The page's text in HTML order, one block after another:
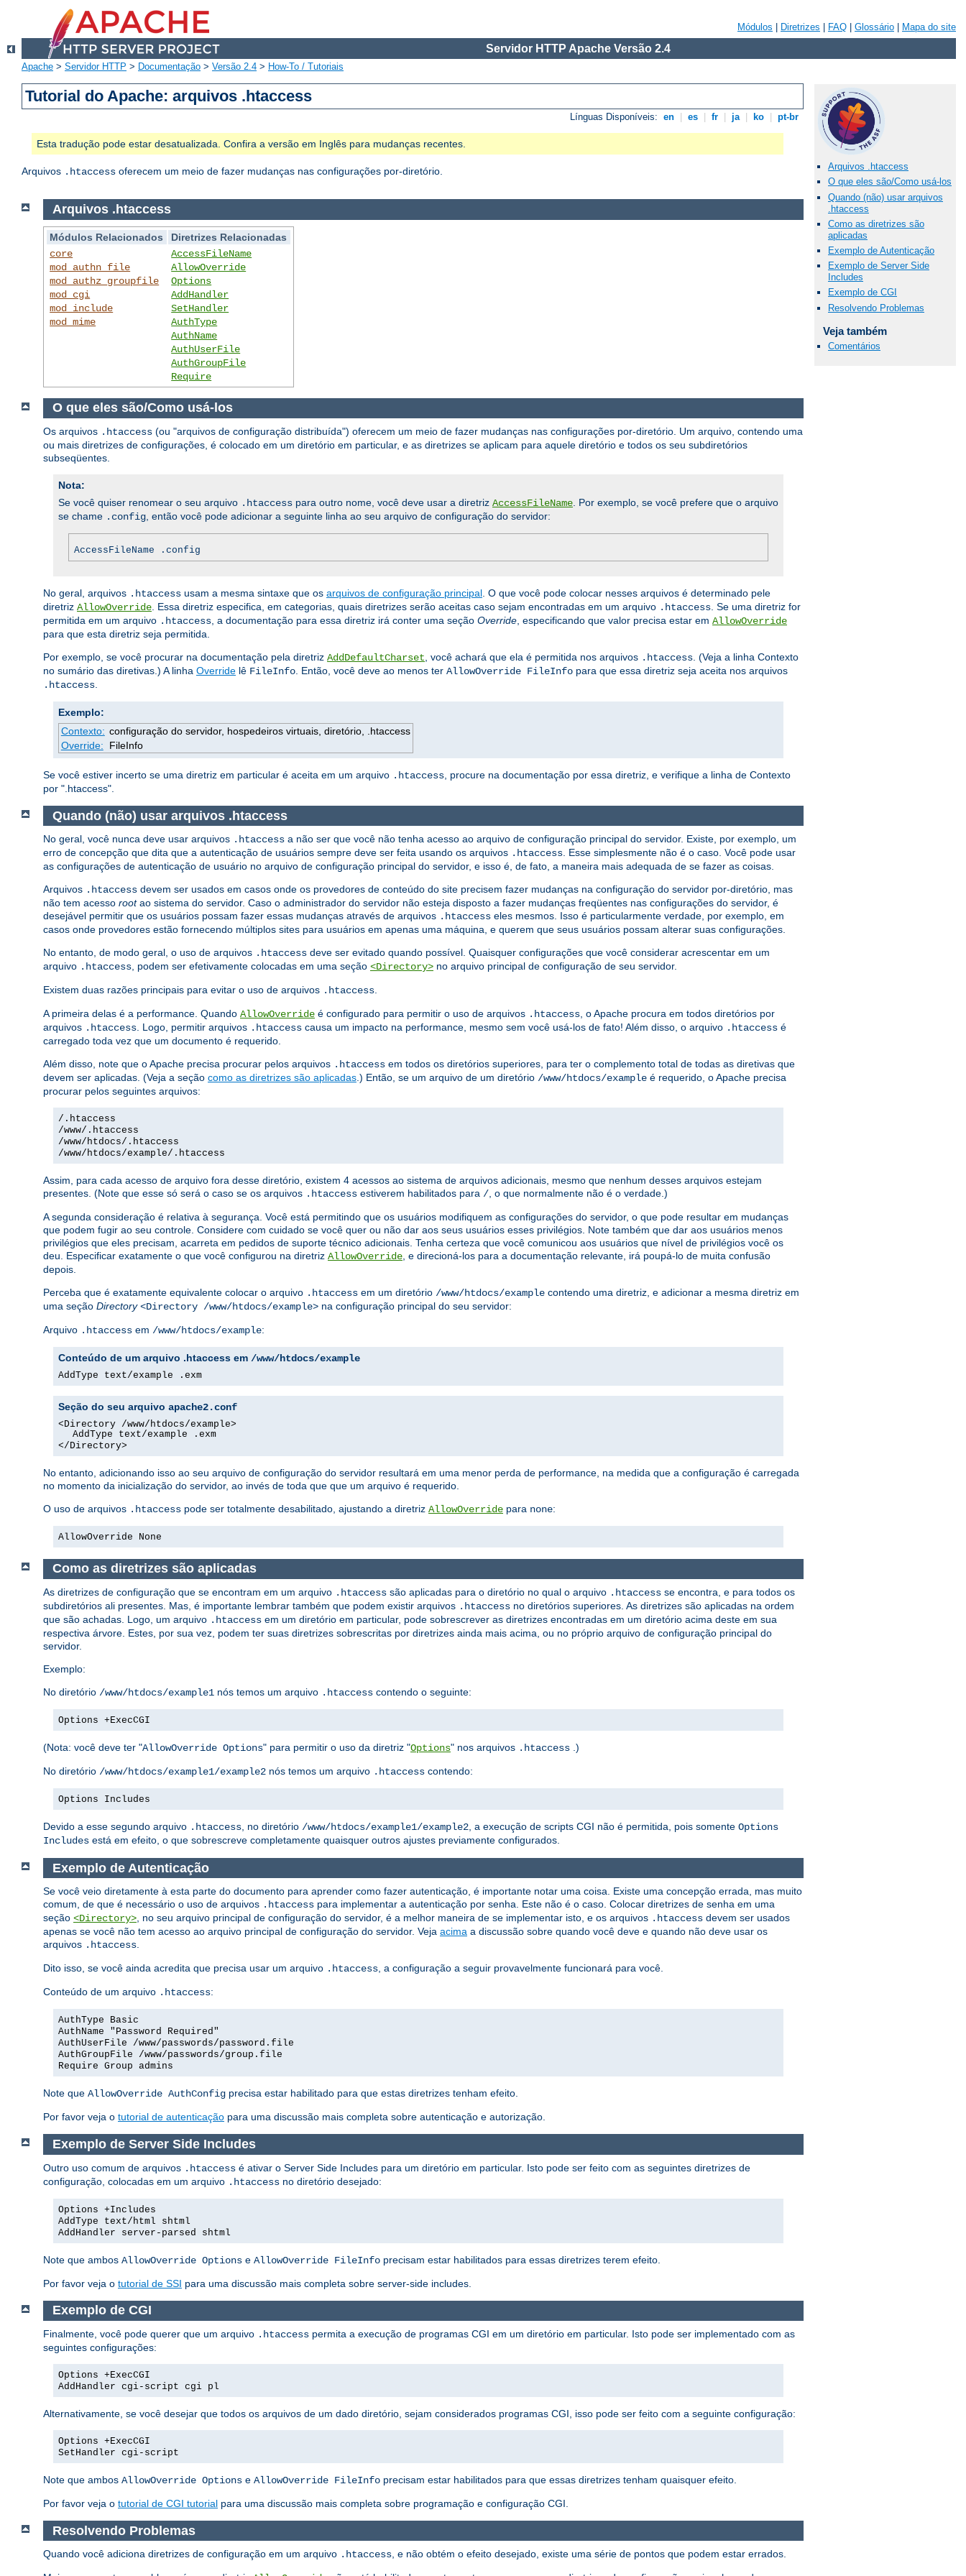
Módulos Diretrizes FAQ Glossário Mapa do site
Servidor HTTP Apache Versão 2.4
Apache > Servidor HTTP > Documentação > Versão 2.4 > How-To / Tutoriais
Tutorial do Apache: arquivos .htaccess
Línguas Disponíveis: en es fr ja ko pt-br
Esta tradução pode estar desatualizada. Confira a versão em Inglês para mudanças recentes.
Arquivos .htaccess oferecem um meio de fazer mudanças nas configurações por-diretório.
Arquivos .htaccess
O que eles são/Como usá-los
Quando (não) usar arquivos
.htaccess
Como as diretrizes são
aplicadas
Exemplo de Autenticação
Exemplo de Server Side
Includes
Exemplo de CGI
Resolvendo Problemas
Veja também
Comentários
Arquivos .htaccess
Módulos Relacionados
Diretrizes Relacionadas
core
mod_authn_file
mod_authz_groupfile
mod_cgi
mod_include
mod_mime
AccessFileName
AllowOverride
Options
AddHandler
SetHandler
AuthType
AuthName
AuthUserFile
AuthGroupFile
Require
O que eles são/Como usá-los
Os arquivos .htaccess (ou "arquivos de configuração distribuída") oferecem um meio de fazer mudanças nas configurações por-diretório. Um arquivo, contendo uma
ou mais diretrizes de configurações, é colocado em um diretório em particular, e as diretrizes se aplicam para aquele diretório e todos os seu subdiretórios
subseqüentes.
Nota:
Se você quiser renomear o seu arquivo .htaccess para outro nome, você deve usar a diretriz AccessFileName . Por exemplo, se você prefere que o arquivo
se chame .config , então você pode adicionar a seguinte linha ao seu arquivo de configuração do servidor:
AccessFileName .config
No geral, arquivos .htaccess usam a mesma sintaxe que os arquivos de configuração principal . O que você pode colocar nesses arquivos é determinado pele
diretriz AllowOverride . Essa diretriz especifica, em categorias, quais diretrizes serão aceitas caso sejam encontradas em um arquivo .htaccess . Se uma diretriz for
permitida em um arquivo .htaccess , a documentação para essa diretriz irá conter uma seção Override , especificando que valor precisa estar em AllowOverride
para que esta diretriz seja permitida.
Por exemplo, se você procurar na documentação pela diretriz AddDefaultCharset , você achará que ela é permitida nos arquivos .htaccess . (Veja a linha Contexto
no sumário das diretivas.) A linha Override lê FileInfo . Então, você deve ao menos ter AllowOverride FileInfo para que essa diretriz seja aceita nos arquivos
.htaccess
Exemplo:
Contexto: configuração do servidor, hospedeiros virtuais, diretório, .htaccess
Override:
FileInfo
Se você estiver incerto se uma diretriz em particular é aceita em um arquivo .htaccess , procure na documentação por essa diretriz, e verifique a linha de Contexto
por ".htaccess".
Quando (não) usar arquivos .htaccess
No geral, você nunca deve usar arquivos .htaccess a não ser que você não tenha acesso ao arquivo de configuração principal do servidor. Existe, por exemplo, um
erro de concepção que dita que a autenticação de usuários sempre deve ser feita usando os arquivos .htaccess. Esse simplesmente não é o caso. Você pode usar
as configurações de autenticação de usuário no arquivo de configuração principal do servidor, e isso é, de fato, a maneira mais adequada de se fazer as coisas.
Arquivos .htaccess devem ser usados em casos onde os provedores de conteúdo do site precisem fazer mudanças na configuração do servidor por-diretório, mas
não tem acesso rootao sistema do servidor. Caso o administrador do servidor não esteja disposto a fazer mudanças freqüentes nas configurações do servidor, é
desejável permitir que os usuários possam fazer essas mudanças através de arquivos .htaccess eles mesmos. Isso é particularmente verdade, por exemplo, em
casos onde provedores estão fornecendo múltiplos sites para usuários em apenas uma máquina, e querem que seus usuários possam alterar suas configurações.
No entanto, de modo geral, o uso de arquivos .htaccess deve ser evitado quando possível. Quaisquer configurações que você considerar acrescentar em um
arquivo .htaccess, podem ser efetivamente colocadas em uma seção <Directory> no arquivo principal de configuração de seu servidor.
Existem duas razões principais para evitar o uso de arquivos .htaccess.
A primeira delas é a performance. Quando AllowOverride é configurado para permitir o uso de arquivos .htaccess, o Apache procura em todos diretórios por
arquivos .htaccess. Logo, permitir arquivos .htaccess causa um impacto na performance, mesmo sem você usá-los de fato! Além disso, o arquivo .htaccess é
carregado toda vez que um documento é requerido.
Além disso, note que o Apache precisa procurar pelos arquivos .htaccess em todos os diretórios superiores, para ter o complemento total de todas as diretivas que
devem ser aplicadas. (Veja a seção como as diretrizes são aplicadas.) Então, se um arquivo de um diretório /www/htdocs/example é requerido, o Apache precisa
procurar pelos seguintes arquivos:
/.htaccess
/www/.htaccess
/www/htdocs/.htaccess
/www/htdocs/example/.htaccess
Assim, para cada acesso de arquivo fora desse diretório, existem 4 acessos ao sistema de arquivos adicionais, mesmo que nenhum desses arquivos estejam
presentes. (Note que esse só será o caso se os arquivos .htaccess estiverem habilitados para /, o que normalmente não é o verdade.)
A segunda consideração é relativa à segurança. Você está permitindo que os usuários modifiquem as configurações do servidor, o que pode resultar em mudanças
que podem fugir ao seu controle. Considere com cuidado se você quer ou não dar aos seus usuários esses privilégios. Note também que dar aos usuários menos
privilégios que eles precisam, acarreta em pedidos de suporte técnico adicionais. Tenha certeza que você comunicou aos usuários que nível de privilégios você os
deu. Especificar exatamente o que você configurou na diretriz AllowOverride, e direcioná-los para a documentação relevante, irá poupá-lo de muita confusão
depois.
Perceba que é exatamente equivalente colocar o arquivo .htaccess em um diretório /www/htdocs/example contendo uma diretriz, e adicionar a mesma diretriz em
uma seção Directory <Directory /www/htdocs/example> na configuração principal do seu servidor:
Arquivo .htaccess em /www/htdocs/example:
Conteúdo de um arquivo .htaccess em /www/htdocs/example
AddType text/example .exm
Seção do seu arquivo apache2.conf
<Directory /www/htdocs/example>
AddType text/example .exm
</Directory>
No entanto, adicionando isso ao seu arquivo de configuração do servidor resultará em uma menor perda de performance, na medida que a configuração é carregada
no momento da inicialização do servidor, ao invés de toda que que um arquivo é requerido.
O uso de arquivos .htaccess pode ser totalmente desabilitado, ajustando a diretriz AllowOverride para none:
AllowOverride None
Como as diretrizes são aplicadas
As diretrizes de configuração que se encontram em um arquivo .htaccess são aplicadas para o diretório no qual o arquivo .htaccess se encontra, e para todos os
subdiretórios ali presentes. Mas, é importante lembrar também que podem existir arquivos .htaccess no diretórios superiores. As diretrizes são aplicadas na ordem
que são achadas. Logo, um arquivo .htaccess em um diretório em particular, pode sobrescrever as diretrizes encontradas em um diretório acima deste em sua
respectiva árvore. Estes, por sua vez, podem ter suas diretrizes sobrescritas por diretrizes ainda mais acima, ou no próprio arquivo de configuração principal do
servidor.
Exemplo:
No diretório /www/htdocs/example1 nós temos um arquivo .htaccess contendo o seguinte:
Options +ExecCGI
(Nota: você deve ter "AllowOverride Options" para permitir o uso da diretriz "Options" nos arquivos .htaccess .)
No diretório /www/htdocs/example1/example2 nós temos um arquivo .htaccess contendo:
Options Includes
Devido a esse segundo arquivo .htaccess , no diretório /www/htdocs/example1/example2 , a execução de scripts CGI não é permitida, pois somente Options
Includes está em efeito, o que sobrescreve completamente quaisquer outros ajustes previamente configurados.
Exemplo de Autenticação
Se você veio diretamente à esta parte do documento para aprender como fazer autenticação, é importante notar uma coisa. Existe uma concepção errada, mas muito
comum, de que é necessário o uso de arquivos .htaccess para implementar a autenticação por senha. Este não é o caso. Colocar diretrizes de senha em uma
seção <Directory>, no seu arquivo principal de configuração do servidor, é a melhor maneira de se implementar isto, e os arquivos .htaccess devem ser usados
apenas se você não tem acesso ao arquivo principal de configuração do servidor. Veja acima a discussão sobre quando você deve e quando não deve usar os
arquivos .htaccess.
Dito isso, se você ainda acredita que precisa usar um arquivo .htaccess, a configuração a seguir provavelmente funcionará para você.
Conteúdo de um arquivo .htaccess:
AuthType Basic
AuthName "Password Required"
AuthUserFile /www/passwords/password.file
AuthGroupFile /www/passwords/group.file
Require Group admins
Note que AllowOverride AuthConfig precisa estar habilitado para que estas diretrizes tenham efeito.
Por favor veja o tutorial de autenticação para uma discussão mais completa sobre autenticação e autorização.
Exemplo de Server Side Includes
Outro uso comum de arquivos .htaccess é ativar o Server Side Includes para um diretório em particular. Isto pode ser feito com as seguintes diretrizes de
configuração, colocadas em um arquivo .htaccess no diretório desejado:
Options +Includes
AddType text/html shtml
AddHandler server-parsed shtml
Note que ambos AllowOverride Options e AllowOverride FileInfo precisam estar habilitados para essas diretrizes terem efeito.
Por favor veja o tutorial de SSI para uma discussão mais completa sobre server-side includes.
Exemplo de CGI
Finalmente, você pode querer que um arquivo .htaccess permita a execução de programas CGI em um diretório em particular. Isto pode ser implementado com as
seguintes configurações:
Options +ExecCGI
AddHandler cgi-script cgi pl
Alternativamente, se você desejar que todos os arquivos de um dado diretório, sejam considerados programas CGI, isso pode ser feito com a seguinte configuração:
Options +ExecCGI
SetHandler cgi-script
Note que ambos AllowOverride Options e AllowOverride FileInfo precisam estar habilitados para que essas diretrizes tenham quaisquer efeito.
Por favor veja o tutorial de CGI tutorial para uma discussão mais completa sobre programação e configuração CGI.
Resolvendo Problemas
Quando você adiciona diretrizes de configuração em um arquivo .htaccess, e não obtém o efeito desejado, existe uma série de pontos que podem estar errados.